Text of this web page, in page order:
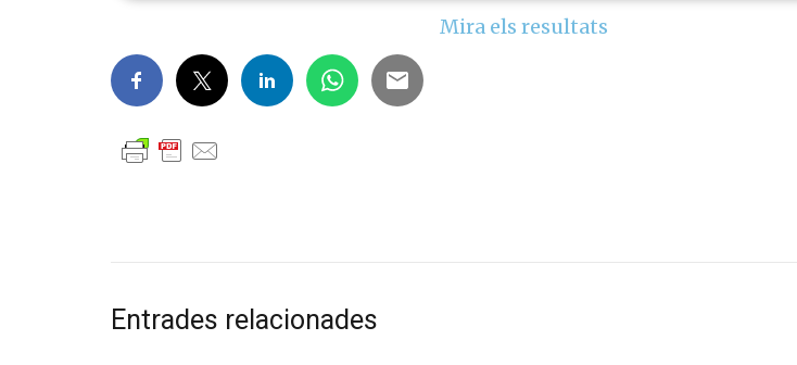
Mira els resultats
Entrades relacionades